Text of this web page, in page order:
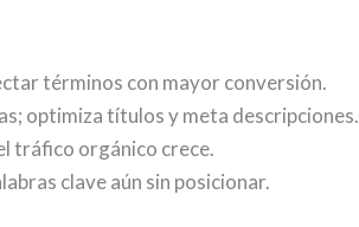
términos con mayor conversión.
optimiza títulos y meta descripciones.
tráfico orgánico crece.
clave aún sin posicionar.